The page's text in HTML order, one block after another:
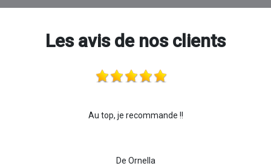
Les avis de nos clients
Au top, je recommande !!
De Ornella